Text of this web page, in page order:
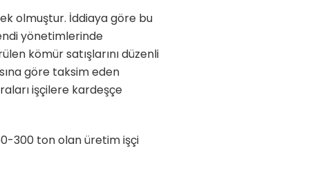
olmuştur. İddiaya göre bu
yönetimlerinde
kömür satışlarını düzenli
göre taksim eden
işçilere kardeşçe
300 ton olan üretim işçi